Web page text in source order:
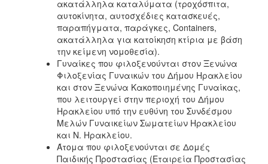
ακατάλληλα καταλύματα (τροχόσπιτα,
αυτοκίνητα, αυτοσχέδιες κατασκευές,
παραπήγματα, παράγκες, Containers,
ακατάλληλα για κατοίκηση κτίρια με βάση
την κείμενη νομοθεσία).
Γυναίκες που φιλοξενούνται στον Ξενώνα
Φιλοξενίας Γυναικών του Δήμου Ηρακλείου
και στον Ξενώνα Κακοποιημένης Γυναίκας,
που λειτουργεί στην περιοχή του Δήμου
Ηρακλείου υπό την ευθύνη του Συνδέσμου
Μελών Γυναικείων Σωματείων Ηρακλείου
και Ν. Ηρακλείου.
Άτομα που φιλοξενούνται σε Δομές
Παιδικής Προστασίας (Εταιρεία Προστασίας